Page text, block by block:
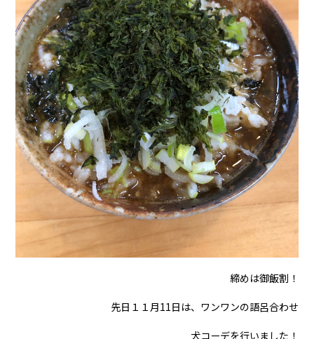
締めは御飯割！
先日１１月11日は、ワンワンの語呂合わせ
犬コーデを行いました！